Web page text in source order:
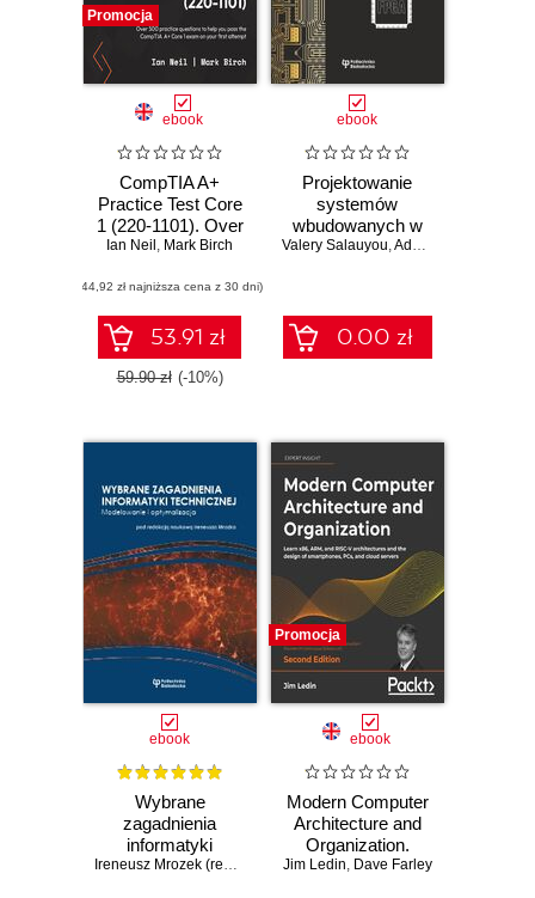
Promocja
ebook
CompTIA A+
Practice Test Core
1 (220-1101). Over
500 practice
you pass the
CompTIA A+ Core
1 exam on your
first attempt
Ian Neil , Mark Birch
(44,92 zł najniższa cena z 30 dni)
53.91 zł
59.90 zł (-10%)
ebook
Projektowanie
systemów
wbudowanych w
układach FPGA
Valery Salauyou,Adam Klimowicz
0.00 zł
ebook
Wybrane
zagadnienia
informatyki
technicznej. Ireneusz Mrozek (red. naukowy)
Promocja
ebook
Modern Computer
Architecture and
Organization.
Learn x86, ARM,
Jim Ledin, Dave Farley